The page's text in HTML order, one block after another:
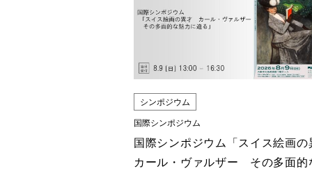
シンポジウム
国際シンポジウム
国際シンポジウム「スイス絵画
カール・ヴァルザー その多面的